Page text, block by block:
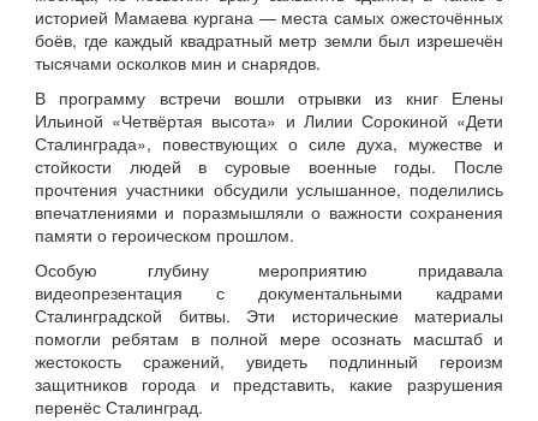
историей Мамаева кургана — места самых ожесточённых
боёв, где каждый квадратный метр земли был изрешечён
тысячами осколков мин и снарядов.
В программу встречи вошли отрывки из книг Елены
Ильиной «Четвёртая высота» и Лилии Сорокиной «Дети
Сталинграда», повествующих о силе духа, мужестве и
стойкости людей в суровые военные годы. После
прочтения участники обсудили услышанное, поделились
впечатлениями и поразмышляли о важности сохранения
памяти о героическом прошлом.
Особую глубину мероприятию придавала
видеопрезентация с документальными кадрами
Сталинградской битвы. Эти исторические материалы
помогли ребятам в полной мере осознать масштаб и
жестокость сражений, увидеть подлинный героизм
защитников города и представить, какие разрушения
перенёс Сталинград.